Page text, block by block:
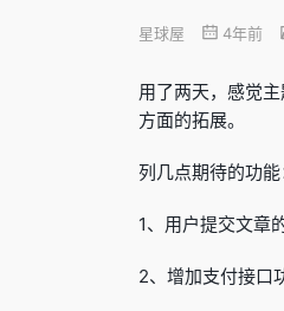
星球屋 4年前
用了两天，感觉
方面的拓展。
列几点期待的功能
1、用户提交文章
2、增加支付接口